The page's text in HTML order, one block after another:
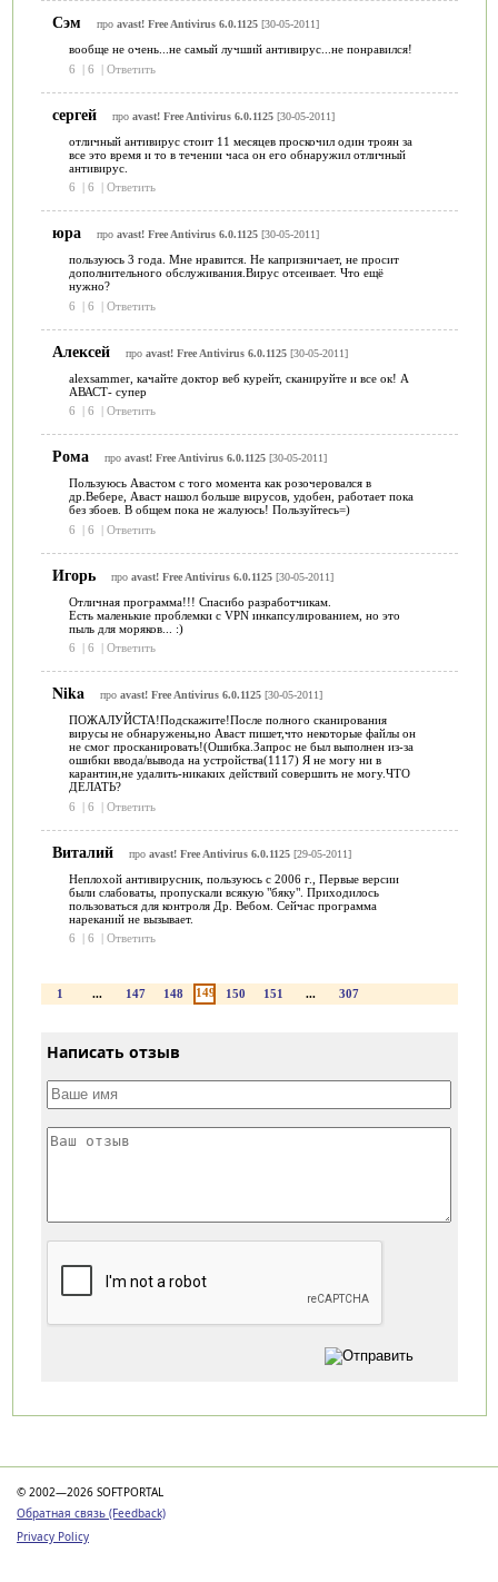
Сэм про avast! Free Antivirus 6.0.1125[30-05-2011]
вообще не очень...не самый лучший антивирус...не понравился!
6
| 6 | Ответить
сергей про avast! Free Antivirus 6.0.1125[30-05-2011]
отличный антивирус стоит 11 месяцев проскочил один троян за
все это время и то в течении часа он его обнаружил отличный
антивирус.
6
| 6 | Ответить
юра про avast! Free Antivirus 6.0.1125[30-05-2011]
пользуюсь 3 года. Мне нравится. Не капризничает, не просит
дополнительного обслуживания.Вирус отсеивает. Что ещё
нужно?
6
| 6 | Ответить
Алексей про avast! Free Antivirus 6.0.1125[30-05-2011]
alexsammer, качайте доктор веб курейт, сканируйте и все ок! А
АВАСТ- супер
6
| 6 | Ответить
Рома про avast! Free Antivirus 6.0.1125[30-05-2011]
Пользуюсь Авастом с того момента как розочеровался в
др.Вебере, Аваст нашол больше вирусов, удобен, работает пока
без збоев. В общем пока не жалуюсь! Пользуйтесь=)
6
| 6 | Ответить
Игорь про avast! Free Antivirus 6.0.1125[30-05-2011]
Отличная программа!!! Спасибо разработчикам.
Есть маленькие проблемки с VPN инкапсулированием, но это
пыль для моряков... :)
6
| 6 | Ответить
Nika про avast! Free Antivirus 6.0.1125[30-05-2011]
ПОЖАЛУЙСТА!Подскажите!После полного сканирования
вирусы не обнаружены,но Аваст пишет,что некоторые файлы он
не смог просканировать!(Ошибка.Запрос не был выполнен из-за
ошибки ввода/вывода на устройства(1117) Я не могу ни в
карантин,не удалить-никаких действий совершить не могу.ЧТО
ДЕЛАТЬ?
6
| 6 | Ответить
Виталий про avast! Free Antivirus 6.0.1125[29-05-2011]
Неплохой антивирусник, пользуюсь с 2006 г., Первые версии
были слабоваты, пропускали всякую "бяку". Приходилось
пользоваться для контроля Др. Вебом. Сейчас программа
нареканий не вызывает.
6
| 6 | Ответить
1 ... 147 148 149 150 151 ... 307
Написать отзыв
© 2002—2026 SOFTPORTAL
Обратная связь (Feedback)
Privacy Policy